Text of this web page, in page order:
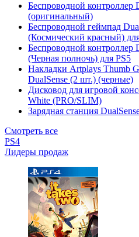
Беспроводной контроллер
(оригинальный)
Беспроводной геймпад
(Космический красный)
Беспроводной контроллер
(Черная полночь) для PS5
Накладки Artplays Thumb
DualSense (2 шт.) (черные)
Дисковод для игровой
White (PRO/SLIM)
Зарядная станция
Смотреть все
PS4
Лидеры продаж